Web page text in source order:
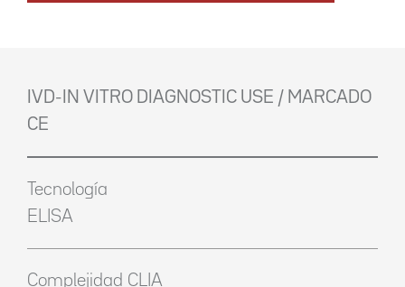
IVD-IN VITRO DIAGNOSTIC USE / MARCADO
CE
Tecnología
ELISA
Complejidad CLIA